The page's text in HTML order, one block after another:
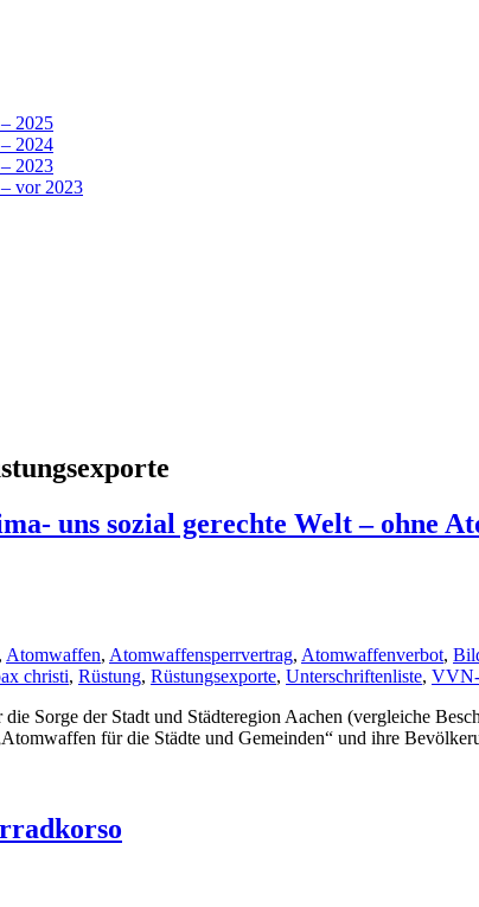
2025
2024
2023
vor 2023
uns sozial gerechte Welt – ohne
, Atomwaffen, Atomwaffensperrvertrag, Atomwaffenverbot,
christi, Rüstung, Rüstungsexporte, Unterschriftenliste,
Sorge der Stadt und Städteregion Aachen (vergleiche
für die Städte und Gemeinden“ und ihre